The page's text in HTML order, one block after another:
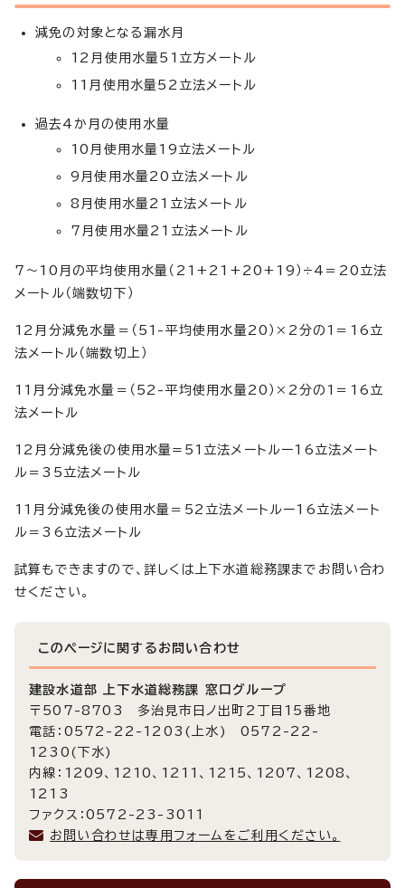
減免の対象となる漏水月
12月使用水量51立方メートル
11月使用水量52立法メートル
過去4か月の使用水量
10月使用水量19立法メートル
9月使用水量20立法メートル
8月使用水量21立法メートル
7月使用水量21立法メートル
7～10月の平均使用水量（21+21+20+19）÷4＝20立法
メートル（端数切下）
12月分減免水量＝（51-平均使用水量20）×2分の1＝16立
法メートル（端数切上）
11月分減免水量＝（52-平均使用水量20）×2分の1＝16立
法メートル
12月分減免後の使用水量=51立法メートルー16立法メート
ル＝35立法メートル
11月分減免後の使用水量＝52立法メートルー16立法メート
ル＝36立法メートル
試算もできますので、詳しくは上下水道総務課までお問い合わ
せください。
このページに関する お問い合わせ
建設水道部 上下水道総務課 窓口グループ
〒507-8703 多治見市日ノ出町2丁目15番地
電話：0572-22-1203(上水) 0572-22-
1230(下水)
内線：1209、1210、1211、1215、1207、1208、
1213
ファクス：0572-23-3011
お問い合わせは専用フォームをご利用ください。